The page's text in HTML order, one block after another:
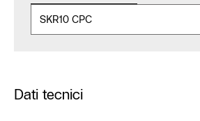
Dati tecnici